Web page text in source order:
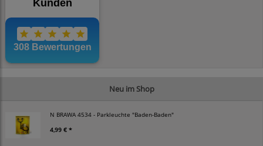
Neu im Shop
N BRAWA 4534 - Parkleuchte "Baden-Baden"
4,99 € *